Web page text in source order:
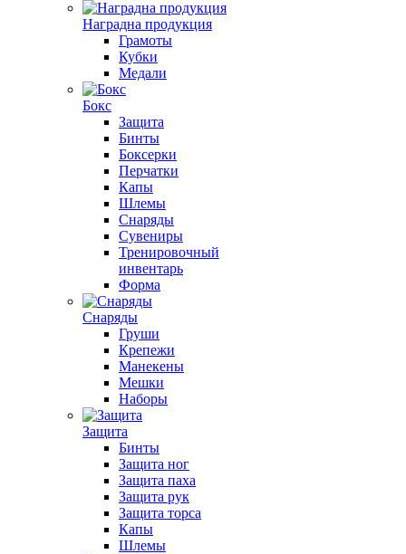
Наградна продукция
Грамоты
Кубки
Медали
Бокс
Защита
Бинты
Боксерки
Перчатки
Капы
Шлемы
Снаряды
Сувениры
Тренировочный
инвентарь
Форма
Снаряды
Груши
Крепежи
Манекены
Мешки
Наборы
Защита
Бинты
Защита ног
Защита паха
Защита рук
Защита торса
Капы
Шлемы